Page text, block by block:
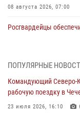
08 августа 2026, 07:00
Росгвардейцы
настольному теннису
08 августа 2026, 07:00
ПОПУЛЯРНЫЕ
Командующий Северо-
рабочую поездку в
23 июля 2026, 16:10